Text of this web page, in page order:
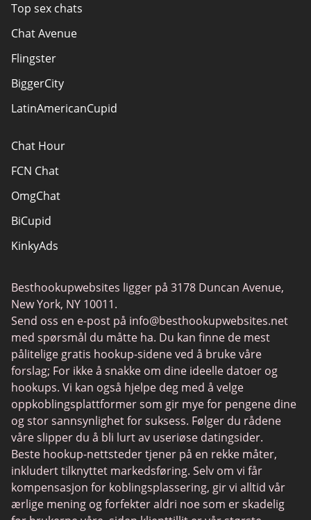
Top sex chats
Chat Avenue
Flingster
BiggerCity
LatinAmericanCupid
Chat Hour
FCN Chat
OmgChat
BiCupid
KinkyAds
Together2Night
MyLOL
Swingtowns
Instabang
Besthookupwebsites ligger på 3178 Duncan Avenue,
New York, NY 10011.
Send oss en e-post på info@besthookupwebsites.net
med spørsmål du måtte ha. Du kan finne de mest
pålitelige gratis hookup-sidene ved å bruke våre
forslag; For ikke å snakke om dine ideelle datoer og
hookups. Vi kan også hjelpe deg med å velge
oppkoblingsplattformer som gir mye for pengene dine
og stor sannsynlighet for suksess. Følger du rådene
våre slipper du å bli lurt av useriøse datingsider.
Beste hookup-nettsteder tjener på en rekke måter,
inkludert tilknyttet markedsføring. Selv om vi får
kompensasjon for koblingsplassering, gir vi alltid vår
ærlige mening og forfekter aldri noe som er skadelig